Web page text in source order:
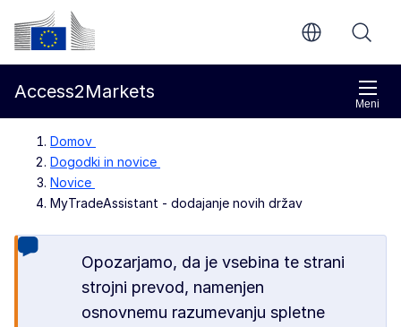
Preskoči na glavno vsebino
Evropska komisija
Meni
Access2Markets
Domov
Dogodki in novice
Novice
MyTradeAssistant - dodajanje novih držav
Opozarjamo, da je vsebina te strani
strojni prevod, namenjen
osnovnemu razumevanju spletne